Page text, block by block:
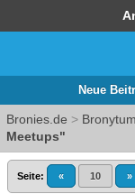
Neue
Bronies.de > Bronytum
Meetups"
Seite: « 10 »